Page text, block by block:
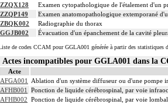
ZZQX128
Examen cytopathologique de l'étalement d'un
ZZQP149
Examen anatomopathologique extemporané
ZBQK002
Radiographie du thorax
GGJB002
Évacuation d'un épanchement de la cavité
de codes CCAM pour GGLA001 générée à partir des statistiques
Actes incompatibles pour GGLA001 dans la
Acte
AFGA001 Ablation d'un système diffuseur ou d'une pompe
AFHB001 Ponction de liquide cérébrospinal, par voie
AFHB002 Ponction de liquide cérébrospinal, par voie